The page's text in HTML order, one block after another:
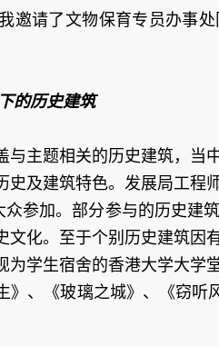
邀请了文物保育专员办事
的历史建筑
与主题相关的历史建筑，当
史及建筑特色。发展局工程
参加。部分参与的历史建
文化。至于个别历史建筑因
为学生宿舍的香港大学大
》、《玻璃之城》、《窃